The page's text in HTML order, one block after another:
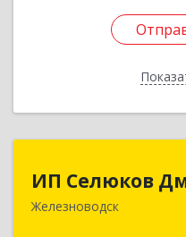
ИП Селюков
Железноводск
ИП Селюков
357400,